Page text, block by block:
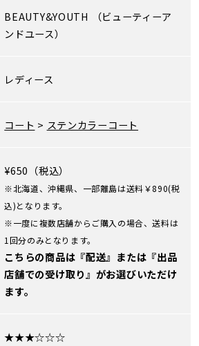
BEAUTY&YOUTH
（ビューティーア
ンドユース）
レディース
コート > ステンカラーコート
¥650（税込）
※北海道、沖縄県、一部離島は送料￥890(税
込)となります。
※一度に複数店舗からご購入の場合、送料は
1回分のみとなります。
こちらの商品は『配送』または『出品
店舗での受け取り』がお選びいただけ
ます。
★★★☆☆☆